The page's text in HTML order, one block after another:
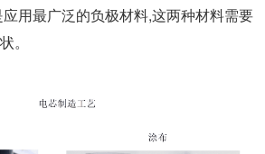
用最广泛的负极材料,这两种材料需要
。